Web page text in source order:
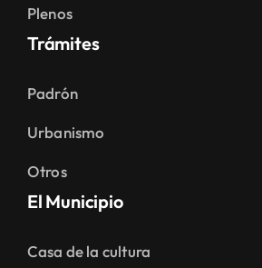
Plenos
Trámites
Padrón
Urbanismo
Otros
El Municipio
Casa de la cultura